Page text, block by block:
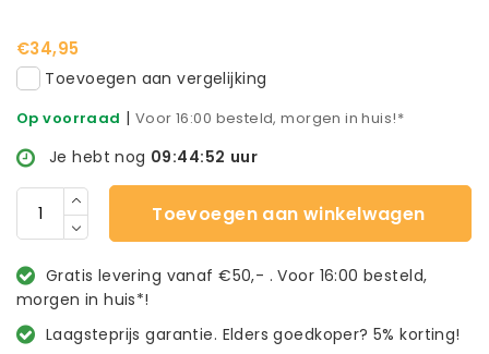
€34,95
Toevoegen aan vergelijking
Op voorraad | Voor 16:00 besteld, morgen in huis!*
Je hebt nog 09:44:52 uur
Toevoegen aan winkelwagen
Gratis levering vanaf €50,- . Voor 16:00 besteld,
morgen in huis*!
Laagsteprijs garantie. Elders goedkoper? 5% korting!